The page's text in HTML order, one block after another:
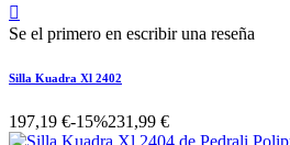

Se el primero en escribir una reseña
Silla Kuadra Xl 2402
197,19 €-15%231,99 €